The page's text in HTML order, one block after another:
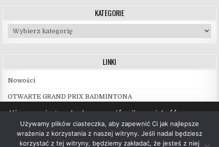
KATEGORIE
Kategorie
LINKI
Nowości
OTWARTE GRAND PRIX BADMINTONA
Używamy ciasteczek, aby zapewnić najlepszą jakość
korzystania z naszej witryny.
Więcej informacji na temat plików ciasteczka, których
używamy, oraz możliwości ich wyłączenia znajdziesz w
Używamy plików ciasteczka, aby zapewnić Ci jak najlepsze
wrażenia z korzystania z naszej witryny. Jeśli nadal będziesz
korzystać z tej witryny, będziemy zakładać, że jesteś z niej